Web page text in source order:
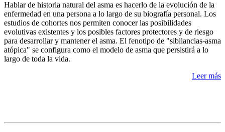
Hablar de historia natural del asma es hacerlo de la evolución de la
enfermedad en una persona a lo largo de su biografía personal. Los
estudios de cohortes nos permiten conocer las posibilidades
evolutivas existentes y los posibles factores protectores y de riesgo
para desarrollar y mantener el asma. El fenotipo de "sibilancias-asma
atópica" se configura como el modelo de asma que persistirá a lo
largo de toda la vida.
Leer más